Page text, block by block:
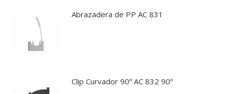
Abrazadera de PP AC 831
Clip Curvador 90º AC 832 90º